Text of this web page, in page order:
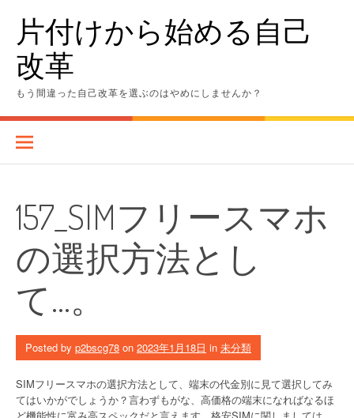
content片付けから始める自己
改革
もう間違った自己改革を選ぶのはやめにしませんか？
157_SIMフリースマホ
の選択方法とし
て…。
Posted by p2bscg78 on 2023年1月18日 in 未分類
SIMフリースマホの選択方法として、端末の代金別に見て選択してみ
てはいかがでしょうか？言わずもがな、高価格の端末になればなるほ